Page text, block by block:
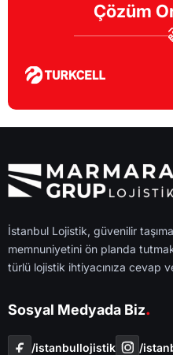
Çözüm
İstanbul Lojistik, güvenilir
memnuniyetini ön planda
türlü lojistik ihtiyacınıza cevap
Sosyal Medyada Biz.
/i̇stanbullojistik /